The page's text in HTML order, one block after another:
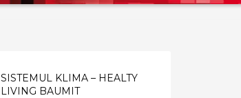
SISTEMUL KLIMA – HEALTY
LIVING BAUMIT